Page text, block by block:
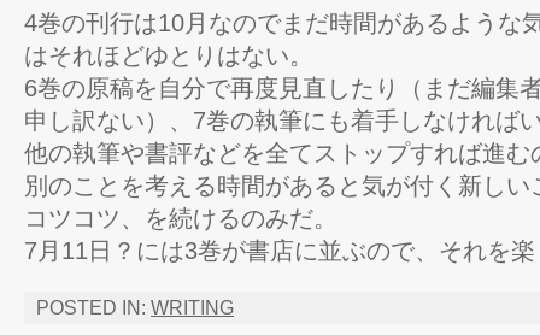
4巻の刊行は10月なのでまだ時間があるような
はそれほどゆとりはない。
6巻の原稿を自分で再度見直したり（まだ編集
申し訳ない）、7巻の執筆にも着手しなければ
他の執筆や書評などを全てストップすれば進
別のことを考える時間があると気が付く新しい
コツコツ、を続けるのみだ。
7月11日？には3巻が書店に並ぶので、それを
POSTED IN: WRITING